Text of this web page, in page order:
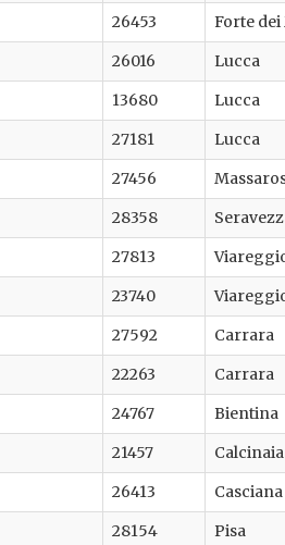
26453 Forte
26016 Lucca
13680 Lucca
27181 Lucca
27456
28358
27813
23740
27592 Carrara
22263 Carrara
24767 Bientina
21457 Calcinaia
26413
28154 Pisa